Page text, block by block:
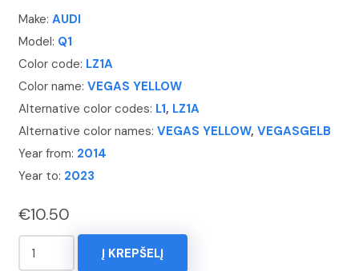
Make: AUDI
Model: Q1
Color code: LZ1A
Color name: VEGAS YELLOW
Alternative color codes: L1, LZ1A
Alternative color names: VEGAS YELLOW, VEGASGELB
Year from: 2014
Year to: 2023
€10.50
produkto
Į KREPŠELĮ